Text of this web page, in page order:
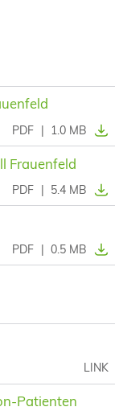
PDF | 1.0 MB
Frauenfeld
PDF | 5.4 MB
PDF | 0.5 MB
LINK
Patienten